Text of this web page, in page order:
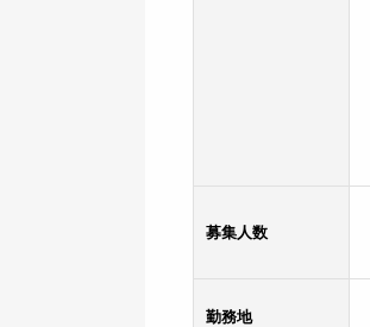
募集人数
勤務地